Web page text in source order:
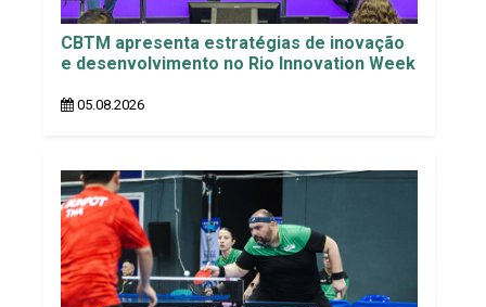
CBTM apresenta estratégias de inovação
e desenvolvimento no Rio Innovation Week
05.08.2026